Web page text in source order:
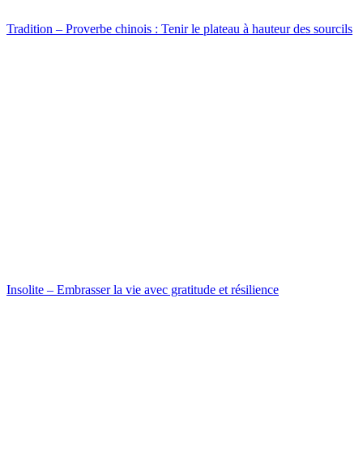
Tradition – Proverbe chinois : Tenir le plateau à hauteur des sourcils
Insolite – Embrasser la vie avec gratitude et résilience